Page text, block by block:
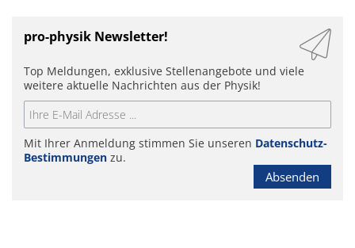
pro-physik Newsletter!
Top Meldungen, exklusive Stellenangebote und viele
weitere aktuelle Nachrichten aus der Physik!
Mit Ihrer Anmeldung stimmen Sie unseren Datenschutz-
Bestimmungen zu.
Absenden